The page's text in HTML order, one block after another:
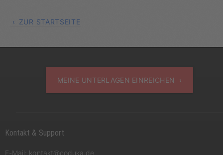
ZUR STARTSEITE
MEINE UNTERLAGEN EINREICHEN ›
Kontakt & Support
E-Mail: kontakt@coduka.de